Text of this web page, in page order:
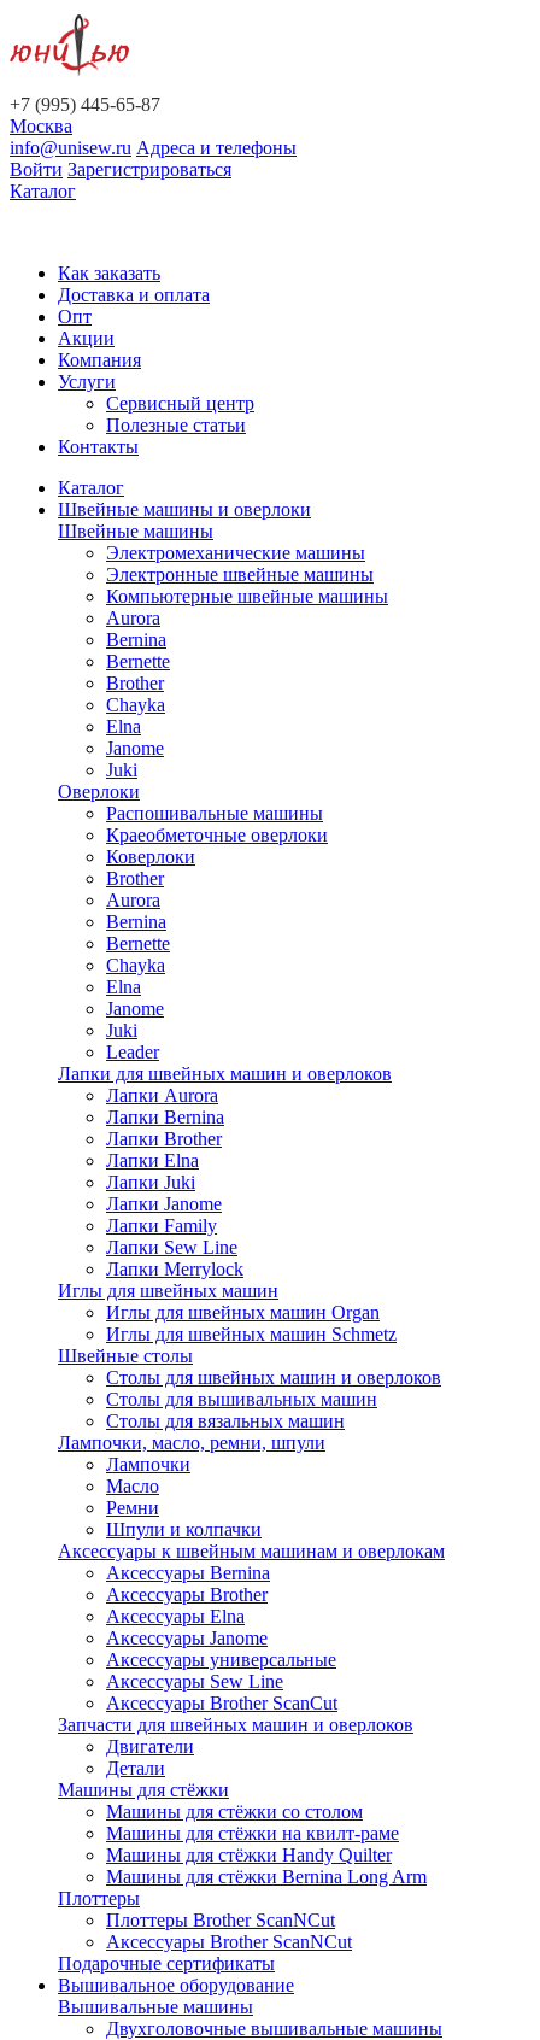
+7 (995) 445-65-87
Москва
info@unisew.ru Адреса и телефоны
Войти Зарегистрироваться
Каталог
Как заказать
Доставка и оплата
Опт
Акции
Компания
Услуги
Сервисный центр
Полезные статьи
Контакты
Каталог
Швейные машины и оверлоки
Швейные машины
Электромеханические машины
Электронные швейные машины
Компьютерные швейные машины
Aurora
Bernina
Bernette
Brother
Chayka
Elna
Janome
Juki
Оверлоки
Распошивальные машины
Краеобметочные оверлоки
Коверлоки
Brother
Aurora
Bernina
Bernette
Chayka
Elna
Janome
Juki
Leader
Лапки для швейных машин и оверлоков
Лапки Aurora
Лапки Bernina
Лапки Brother
Лапки Elna
Лапки Juki
Лапки Janome
Лапки Family
Лапки Sew Line
Лапки Merrylock
Иглы для швейных машин
Иглы для швейных машин Organ
Иглы для швейных машин Schmetz
Швейные столы
Столы для швейных машин и оверлоков
Столы для вышивальных машин
Столы для вязальных машин
Лампочки, масло, ремни, шпули
Лампочки
Масло
Ремни
Шпули и колпачки
Аксессуары к швейным машинам и оверлокам
Аксессуары Bernina
Аксессуары Brother
Аксессуары Elna
Аксессуары Janome
Аксессуары универсальные
Аксессуары Sew Line
Аксессуары Brother ScanCut
Запчасти для швейных машин и оверлоков
Двигатели
Детали
Машины для стёжки
Машины для стёжки со столом
Машины для стёжки на квилт-раме
Машины для стёжки Handy Quilter
Машины для стёжки Bernina Long Arm
Плоттеры
Плоттеры Brother ScanNCut
Аксессуары Brother ScanNCut
Подарочные сертификаты
Вышивальное оборудование
Вышивальные машины
Двухголовочные вышивальные машины